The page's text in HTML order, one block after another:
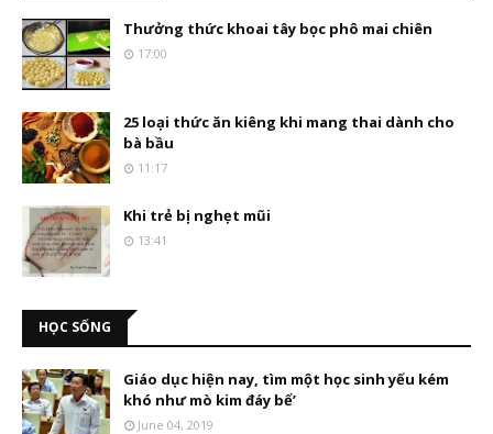
Thưởng thức khoai tây bọc phô mai chiên
17:00
25 loại thức ăn kiêng khi mang thai dành cho
bà bầu
11:17
Khi trẻ bị nghẹt mũi
13:41
HỌC SỐNG
Giáo dục hiện nay, tìm một học sinh yếu kém
khó như mò kim đáy bể’
June 04, 2019